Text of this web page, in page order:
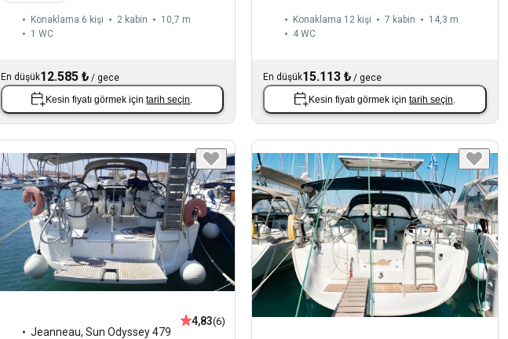
Konaklama 6 kişi 2 kabin
10,7 m
1 WC
En düşük12.585 ₺/ gece
Kesin fiyatı görmek içintarih seçin
Konaklama 12 kişi 7 kabin
14,3 m
4 WC
En düşük15.113 ₺ /gece
Kesin fiyatı görmek içintarih seçin
Jeanneau, Sun Odyssey 479
4,83(6)